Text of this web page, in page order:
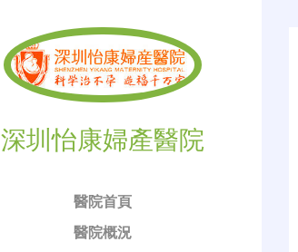
深圳怡康婦產醫院
醫院首頁
醫院概況